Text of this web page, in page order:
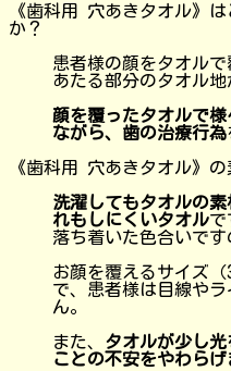
《歯科用 穴あきタオル》
か？
患者様の顔をタオル
あたる部分のタオル地
顔を覆ったタオルで
ながら、歯の治療行為
《歯科用 穴あきタオル》
洗濯してもタオルの
れもしにくいタオルで
落ち着いた色合いです
お顔を覆えるサイズ
で、患者様は目線や
ん。
また、 タオルが少し
ことの不安をやわらげ